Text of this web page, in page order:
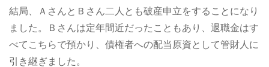
結局、ＡさんとＢさん二人とも破産申立をすることになり
ました。Ｂさんは定年間近だったこともあり、退職金はす
べてこちらで預かり、債権者への配当原資として管財人に
引き継ぎました。